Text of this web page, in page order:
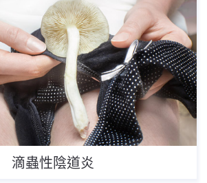
滴蟲性陰道炎